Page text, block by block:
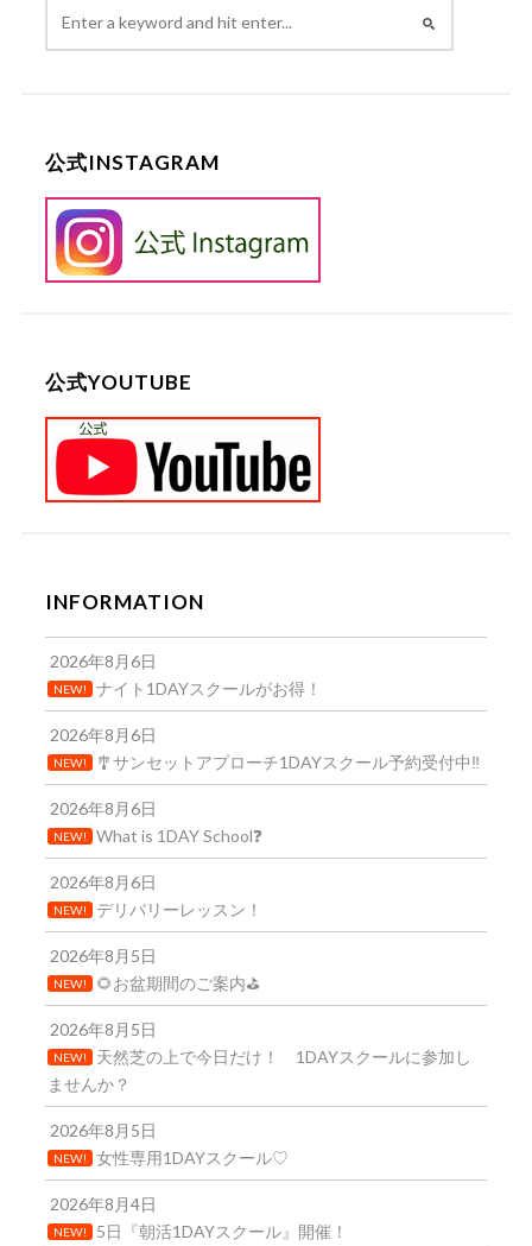
公式INSTAGRAM
公式YOUTUBE
INFORMATION
2026年8月6日
NEW! ナイト1DAYスクールがお得！
2026年8月6日
NEW! 🎐サンセットアプローチ1DAYスクール予約受付中‼️
2026年8月6日
NEW! What is 1DAY School❓
2026年8月6日
NEW! デリバリーレッスン！
2026年8月5日
NEW! 🌻お盆期間のご案内⛳
2026年8月5日
NEW! 天然芝の上で今日だけ！ 1DAYスクールに参加し
ませんか？
2026年8月5日
NEW! 女性専用1DAYスクール♡
2026年8月4日
NEW! 5日『朝活1DAYスクール』開催！